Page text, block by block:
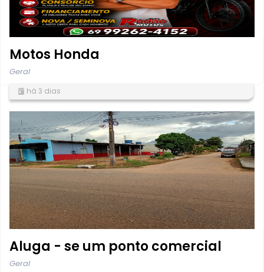
Motos Honda
Geral
há 3 dias
Aluga - se um ponto comercial
Geral